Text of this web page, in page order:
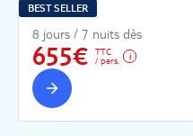
BEST SELLER
8 jours / 7 nuits dès
655€
TTC
/ pers.